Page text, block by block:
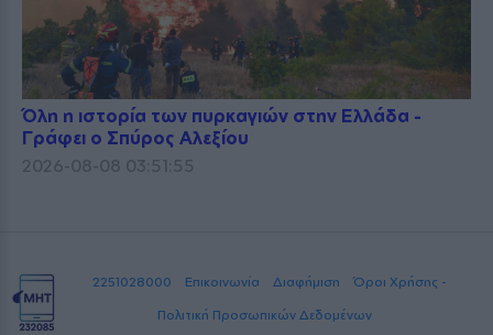
Όλη η ιστορία των πυρκαγιών στην Ελλάδα -
Γράφει ο Σπύρος Αλεξίου
2026-08-08 03:51:55
2251028000 Επικοινωνία Διαφήμιση
Όροι Χρήσης -
Πολιτική Προσωπικών Δεδομένων